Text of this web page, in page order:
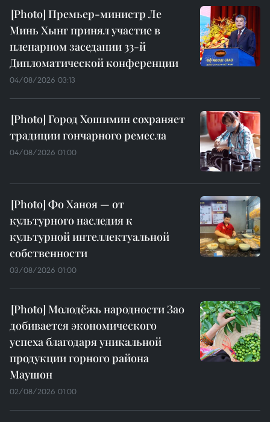
Премьер-министр Ле
Минь Хынг принял участие в
пленарном заседании 33-й
Дипломатической конференции
04/08/2026 03:13
Город Хошимин сохраняет
традиции гончарного ремесла
04/08/2026 01:00
Фо Ханоя — от
культурного наследия к
культурной интеллектуальной
собственности
03/08/2026 01:00
Молодёжь народности Зао
добивается экономического
успеха благодаря уникальной
продукции горного района
Маушон
02/08/2026 01:00